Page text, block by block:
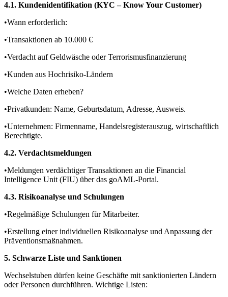
4.1. Kundenidentifikation (KYC – Know Your Customer)
•Wann erforderlich:
•Transaktionen ab 10.000 €
•Verdacht auf Geldwäsche oder Terrorismusfinanzierung
•Kunden aus Hochrisiko-Ländern
•Welche Daten erheben?
•Privatkunden: Name, Geburtsdatum, Adresse, Ausweis.
•Unternehmen: Firmenname, Handelsregisterauszug, wirtschaftlich
Berechtigte.
4.2. Verdachtsmeldungen
•Meldungen verdächtiger Transaktionen an die Financial
Intelligence Unit (FIU) über das goAML-Portal.
4.3. Risikoanalyse und Schulungen
•Regelmäßige Schulungen für Mitarbeiter.
•Erstellung einer individuellen Risikoanalyse und Anpassung der
Präventionsmaßnahmen.
5. Schwarze Liste und Sanktionen
Wechselstuben dürfen keine Geschäfte mit sanktionierten Ländern
oder Personen durchführen. Wichtige Listen: